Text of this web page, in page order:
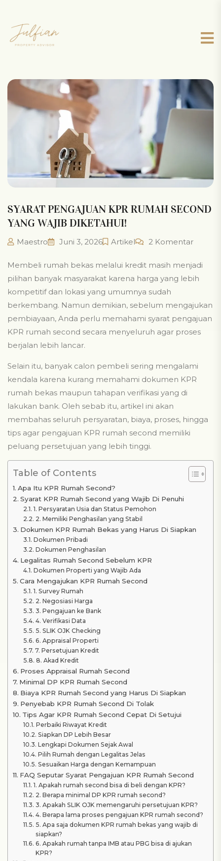
SYARAT PENGAJUAN KPR RUMAH SECOND
YANG WAJIB DIKETAHUI!
Maestro Juni 3, 2026 Artikel 2 Komentar
Membeli rumah bekas melalui kredit masih menjadi
pilihan banyak masyarakat karena harga yang lebih
kompetitif dan lokasi yang umumnya sudah
berkembang. Namun demikian, sebelum mengajukan
pembiayaan, Anda perlu memahami syarat pengajuan
KPR rumah second secara menyeluruh agar proses
berjalan lebih lancar.
Selain itu, banyak calon pembeli sering mengalami
kendala karena kurang memahami dokumen KPR
rumah bekas maupun tahapan verifikasi yang di
lakukan bank. Oleh sebab itu, artikel ini akan
membahas seluruh persyaratan, biaya, proses, hingga
tips agar pengajuan KPR rumah second memiliki
peluang persetujuan yang lebih tinggi.
Table of Contents
Apa Itu KPR Rumah Second?
Syarat KPR Rumah Second yang Wajib Di Penuhi
1. Persyaratan Usia dan Status Pemohon
2. Memiliki Penghasilan yang Stabil
Dokumen KPR Rumah Bekas yang Harus Di Siapkan
Dokumen Pribadi
Dokumen Penghasilan
Legalitas Rumah Second Sebelum KPR
Dokumen Properti yang Wajib Ada
Cara Mengajukan KPR Rumah Second
1. Survey Rumah
2. Negosiasi Harga
3. Pengajuan ke Bank
4. Verifikasi Data
5. SLIK OJK Checking
6. Appraisal Properti
7. Persetujuan Kredit
8. Akad Kredit
Proses Appraisal Rumah Second
Minimal DP KPR Rumah Second
Biaya KPR Rumah Second yang Harus Di Siapkan
Penyebab KPR Rumah Second Di Tolak
Tips Agar KPR Rumah Second Cepat Di Setujui
Perbaiki Riwayat Kredit
Siapkan DP Lebih Besar
Lengkapi Dokumen Sejak Awal
Pilih Rumah dengan Legalitas Jelas
Sesuaikan Harga dengan Kemampuan
FAQ Seputar Syarat Pengajuan KPR Rumah Second
1. Apakah rumah second bisa di beli dengan KPR?
2. Berapa minimal DP KPR rumah second?
3. Apakah SLIK OJK memengaruhi persetujuan KPR?
4. Berapa lama proses pengajuan KPR rumah second?
5. Apa saja dokumen KPR rumah bekas yang wajib di
siapkan?
6. Apakah rumah tanpa IMB atau PBG bisa di ajukan
KPR?